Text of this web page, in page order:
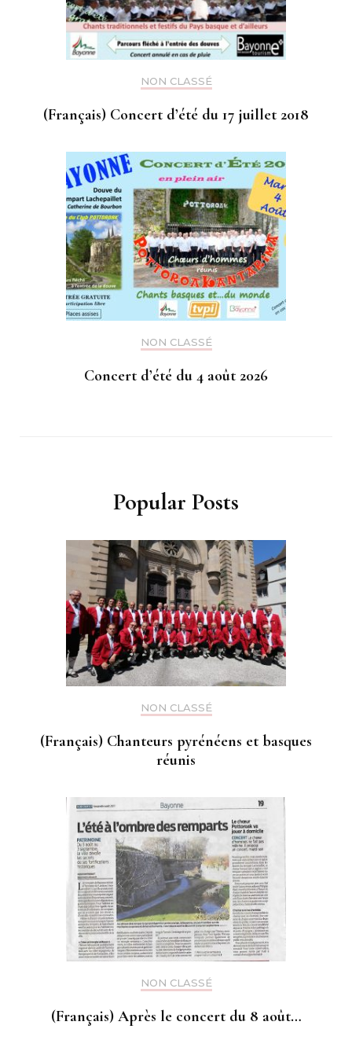
NON CLASSÉ
(Français) Concert d’été du 17 juillet 2018
NON CLASSÉ
Concert d’été du 4 août 2026
Popular Posts
NON CLASSÉ
(Français) Chanteurs pyrénéens et basques
réunis
NON CLASSÉ
(Français) Après le concert du 8 août…